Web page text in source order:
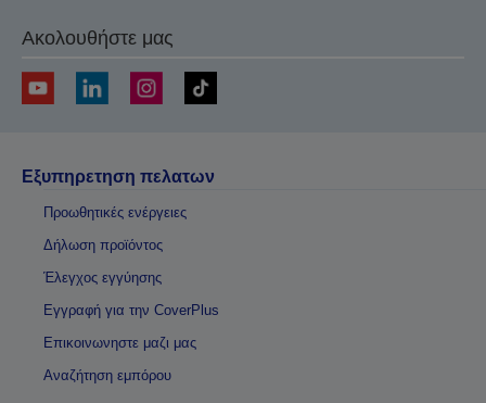
Ακολουθήστε μας
Εξυπηρετηση πελατων
Προωθητικές ενέργειες
Δήλωση προϊόντος
Έλεγχος εγγύησης
Εγγραφή για την CoverPlus
Επικοινωνηστε μαζι μας
Αναζήτηση εμπόρου